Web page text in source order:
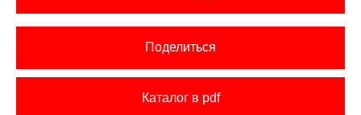
Поделиться
Каталог в pdf